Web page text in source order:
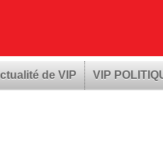
de VIP VIP